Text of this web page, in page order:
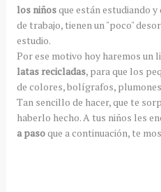
los niñosque están estudiando y
de trabajo, tienen un "poco"
estudio.
Por ese motivo hoy haremos un
latas recicladas, para que los
de colores, bolígrafos,
Tan sencillo de hacer, que te
haberlo hecho. A tus niños les
a pasoque a continuación, te